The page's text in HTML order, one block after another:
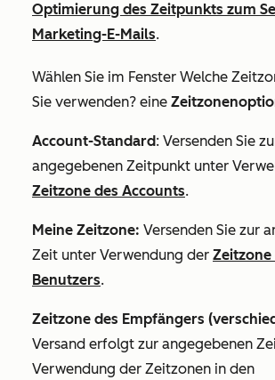
Optimierung des Zeitpunkts zum
Marketing-E-Mails.
Wählen Sie im Fenster Welche
Sie verwenden? eine
Account-Standard: Versenden Sie
angegebenen Zeitpunkt unter
Zeitzone des Accounts.
Meine Zeitzone: Versenden Sie zur
Zeit unter Verwendung der Zeitzone
Benutzers.
Zeitzone des Empfängers
Versand erfolgt zur angegebenen
Verwendung der Zeitzonen in den